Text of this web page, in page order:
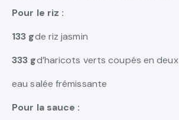
Pour le riz :
133 gde riz jasmin
333 gd’haricots verts coupés en deux
eau salée frémissante
Pour la sauce :